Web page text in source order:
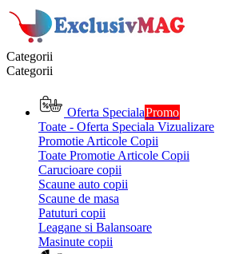
Categorii
Categorii
Oferta SpecialaPromo
Toate - Oferta Speciala Vizualizare
Promotie Articole Copii
Toate Promotie Articole Copii
Carucioare copii
Scaune auto copii
Scaune de masa
Patuturi copii
Leagane si Balansoare
Masinute copii